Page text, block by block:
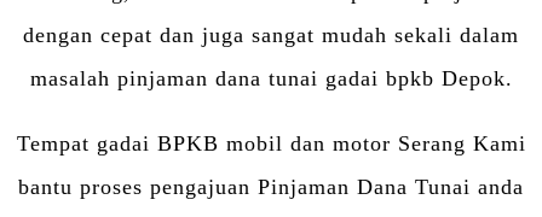
dengan cepat dan juga sangat mudah sekali dalam
masalah pinjaman dana tunai gadai bpkb Depok.
Tempat gadai BPKB mobil dan motor Serang Kami
bantu proses pengajuan Pinjaman Dana Tunai anda